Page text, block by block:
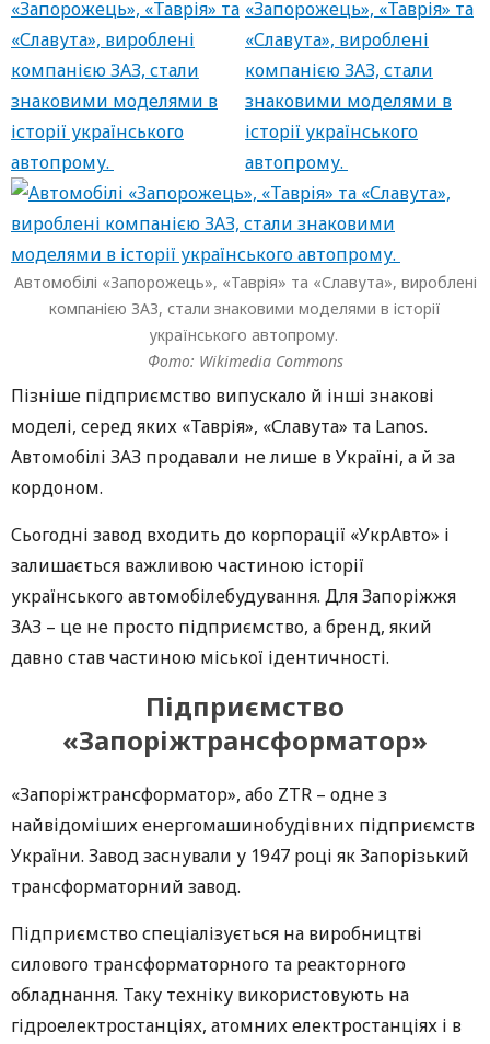
Автомобілі «Запорожець», «Таврія» та «Славута», вироблені
компанією ЗАЗ, стали знаковими моделями в історії
українського автопрому.
Фото: Wikimedia Commons
Пізніше підприємство випускало й інші знакові
моделі, серед яких «Таврія», «Славута» та Lanos.
Автомобілі ЗАЗ продавали не лише в Україні, а й за
кордоном.
Сьогодні завод входить до корпорації «УкрАвто» і
залишається важливою частиною історії
українського автомобілебудування. Для Запоріжжя
ЗАЗ – це не просто підприємство, а бренд, який
давно став частиною міської ідентичності.
Підприємство
«Запоріжтрансформатор»
«Запоріжтрансформатор», або ZTR – одне з
найвідоміших енергомашинобудівних підприємств
України. Завод заснували у 1947 році як Запорізький
трансформаторний завод.
Підприємство спеціалізується на виробництві
силового трансформаторного та реакторного
обладнання. Таку техніку використовують на
гідроелектростанціях, атомних електростанціях і в